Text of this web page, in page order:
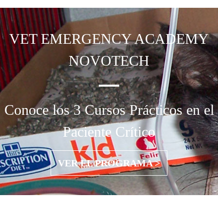
VET EMERGENCYACADEMY
NOVOTECH
Conoce los 3 Cursos Prácticos en el
Paciente Crítico
VER EL PROGRAMA >